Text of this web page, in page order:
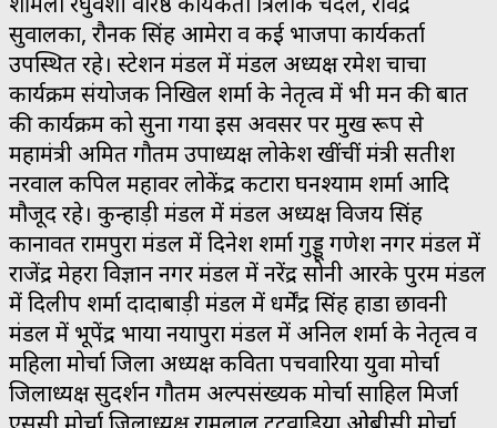
सुवालका, रौनक सिंह आमेरा व कई भाजपा कार्यकर्ता
उपस्थित रहे। स्टेशन मंडल में मंडल अध्यक्ष रमेश चाचा
कार्यक्रम संयोजक निखिल शर्मा के नेतृत्व में भी मन की बात
की कार्यक्रम को सुना गया इस अवसर पर प्रमुख रूप से
महामंत्री अमित गौतम उपाध्यक्ष लोकेश खींचीं मंत्री सतीश
नरवाल कपिल महावर लोकेंद्र कटारा घनश्याम शर्मा आदि
मौजूद रहे। कुन्हाड़ी मंडल में मंडल अध्यक्ष विजय सिंह
कानावत रामपुरा मंडल में दिनेश शर्मा गुड्डू गणेश नगर मंडल में
राजेंद्र मेहरा विज्ञान नगर मंडल में नरेंद्र सोनी आरके पुरम मंडल
में दिलीप शर्मा दादाबाड़ी मंडल में धर्मेंद्र सिंह हाडा छावनी
मंडल में भूपेंद्र भाया नयापुरा मंडल में अनिल शर्मा के नेतृत्व व
महिला मोर्चा जिला अध्यक्ष कविता पचवारिया युवा मोर्चा
जिलाध्यक्ष सुदर्शन गौतम अल्पसंख्यक मोर्चा साहिल मिर्जा